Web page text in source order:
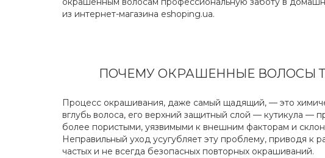
из интернет-магазина eshoping.ua.
ПОЧЕМУ ОКРАШЕННЫЕ ВОЛОСЫ
Процесс окрашивания, даже самый щадящий, — это
вглубь волоса, его верхний защитный слой — кутикула —
более пористыми, уязвимыми к внешним факторам и
Неправильный уход усугубляет эту проблему, приводя к
частых и не всегда безопасных повторных окрашиваний.